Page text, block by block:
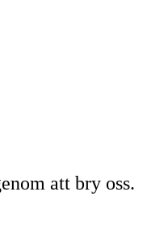
att bry oss.